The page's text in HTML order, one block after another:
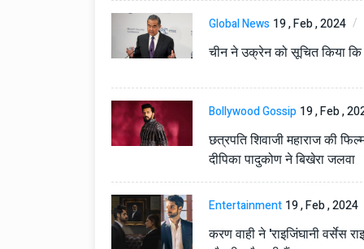
Global News 19 , Feb , 2024
चीन ने उक्रेन को सूचित किया
Bollywood Gossip 19 , Feb ,
छत्रपति शिवाजी महाराज की
दीपिका पादुकोण ने बिखेरा जलवा
Entertainment 19 , Feb , 2024
करण वाही ने 'राइजिंघानी वर्सेस
National News 28 , Dec ,
देहरादून में भारी बारिश के बाद